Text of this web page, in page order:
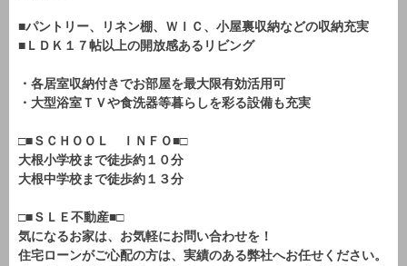
■パントリー、リネン棚、ＷＩＣ、小屋裏収納などの収納充実
■ＬＤＫ１７帖以上の開放感あるリビング
・各居室収納付きでお部屋を最大限有効活用可
・大型浴室ＴＶや食洗器等暮らしを彩る設備も充実
□■ＳＣＨＯＯＬ ＩＮＦＯ■□
大根小学校まで徒歩約１０分
大根中学校まで徒歩約１３分
□■ＳＬＥ不動産■□
気になるお家は、お気軽にお問い合わせを！
住宅ローンがご心配の方は、実績のある弊社へお任せください。